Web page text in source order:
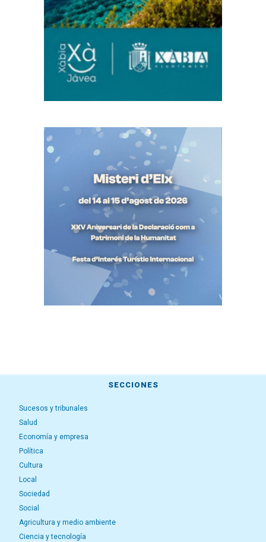
SECCIONES
Sucesos y tribunales
Salud
Economía y empresa
Política
Cultura
Local
Sociedad
Social
Agricultura y medio ambiente
Ciencia y tecnología